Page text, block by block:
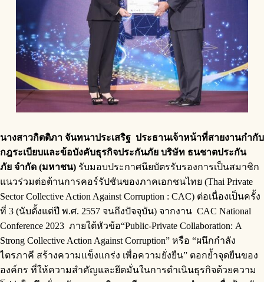
นางสาวกิตติภา จันทนาประเสริฐ ประธานเจ้าหน้าที่สายงานกำกับ
กฎระเบียบและข้อบังคับธุรกิจประกันภัย บริษัท ธนชาตประกัน
ภัย จำกัด (มหาชน) รับมอบประกาศนียบัตรรับรองการเป็นสมาชิก
แนวร่วมต่อต้านการคอร์รัปชันของภาคเอกชนไทย (Thai Private
Sector Collective Action Against Corruption : CAC) ต่อเนื่องเป็นครั้ง
ที่ 3 (นับตั้งแต่ปี พ.ศ. 2557 จนถึงปัจจุบัน) จากงาน CAC National
Conference 2023 ภายใต้หัวข้อ“Public-Private Collaboration: A
Strong Collective Action Against Corruption” หรือ “ผนึกกำลัง
ไตรภาคี สร้างความแข็งแกร่ง เพื่อความยั่งยืน” ตอกย้ำจุดยืนของ
องค์กร ที่ให้ความสำคัญและยึดมั่นในการดำเนินธุรกิจด้วยความ